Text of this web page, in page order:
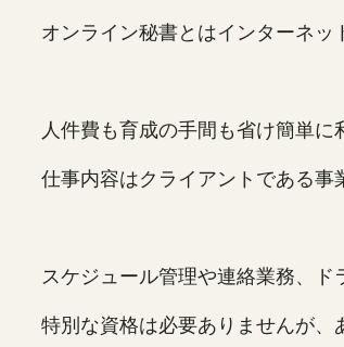
オンライン秘書とはインターネッ
人件費も育成の手間も省け簡単
仕事内容はクライアントである事
スケジュール管理や連絡業務、
特別な資格は必要ありませんが、